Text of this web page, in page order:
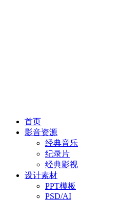
首页
影音资源
经典音乐
纪录片
经典影视
设计素材
PPT模板
PSD/AI